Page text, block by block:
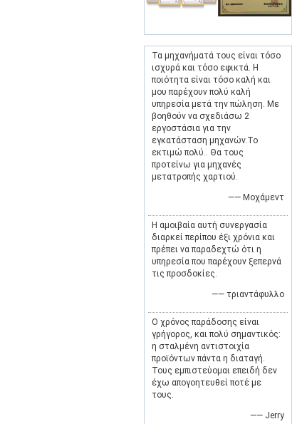
Τα μηχανήματά τους είναι τόσο
ισχυρά και τόσο εφικτά. Η
ποιότητα είναι τόσο καλή και
μου παρέχουν πολύ καλή
υπηρεσία μετά την πώληση. Με
βοηθούν να σχεδιάσω 2
εργοστάσια για την
εγκατάσταση μηχανών.Το
εκτιμώ πολύ.. Θα τους
προτείνω για μηχανές
μετατροπής χαρτιού.
—— Μοχάμεντ
Η αμοιβαία αυτή συνεργασία
διαρκεί περίπου έξι χρόνια και
πρέπει να παραδεχτώ ότι η
υπηρεσία που παρέχουν ξεπερνά
τις προσδοκίες.
—— τριαντάφυλλο
Ο χρόνος παράδοσης είναι
γρήγορος, και πολύ σημαντικός:
η σταλμένη αντιστοιχία
προϊόντων πάντα η διαταγή.
Τους εμπιστεύομαι επειδή δεν
έχω απογοητευθεί ποτέ με
τους.
—— Jerry